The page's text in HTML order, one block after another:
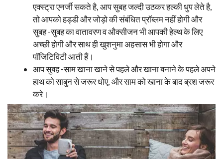
एक्स्ट्रा एनर्जी सकते है, आप सुबह जल्दी उठकर हल्की धुप लेते है,
तो आपको हड्डी और जोड़ो की संबंधित प्रॉब्लम नहीं होगी और
सुबह -सुबह का वातावरण व औक्सीजन भी आपकी हेल्थ के लिए
अच्छी होगी और साथ ही खुशनुमा अहसास भी होगा और
पॉजिटिविटी आती हैं।
आप सुबह -साम खाना खाने से पहले और खाना बनाने के पहले अपने
हाथ को साबुन से जरूर धोए, और साम को खाना के बाद ब्रश जरूर
करे।